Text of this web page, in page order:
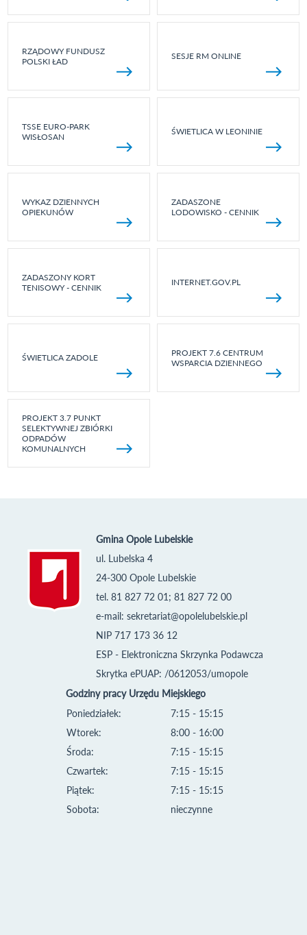
RZĄDOWY FUNDUSZ
POLSKI ŁAD
SESJE RM ONLINE
TSSE EURO-PARK
WISŁOSAN
ŚWIETLICA W LEONINIE
WYKAZ DZIENNYCH
OPIEKUNÓW
ZADASZONE
LODOWISKO - CENNIK
ZADASZONY KORT
TENISOWY - CENNIK
INTERNET.GOV.PL
ŚWIETLICA ZADOLE
PROJEKT 7.6 CENTRUM
WSPARCIA DZIENNEGO
PROJEKT 3.7 PUNKT
SELEKTYWNEJ ZBIÓRKI
ODPADÓW
KOMUNALNYCH
Gmina Opole Lubelskie
ul. Lubelska 4
24-300 Opole Lubelskie
tel. 81 827 72 01; 81 827 72 00
e-mail: sekretariat@opolelubelskie.pl
NIP 717 173 36 12
ESP - Elektroniczna Skrzynka Podawcza
Skrytka ePUAP: /0612053/umopole
Godziny pracy Urzędu Miejskiego
Poniedziałek:
Wtorek:
Środa:
Czwartek:
Piątek:
Sobota:
7:15 - 15:15
8:00 - 16:00
7:15 - 15:15
7:15 - 15:15
7:15 - 15:15
nieczynne